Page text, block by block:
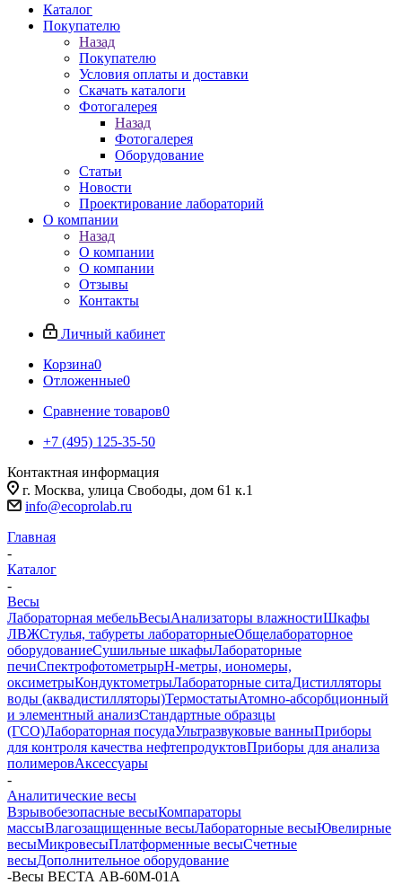
Каталог
Покупателю
Назад
Покупателю
Условия оплаты и доставки
Скачать каталоги
Фотогалерея
Назад
Фотогалерея
Оборудование
Статьи
Новости
Проектирование лабораторий
О компании
Назад
О компании
О компании
Отзывы
Контакты
Личный кабинет
Корзина0
Отложенные0
Сравнение товаров0
+7 (495) 125-35-50
Контактная информация
г. Москва, улица Свободы, дом 61 к.1
info@ecoprolab.ru
Главная
-
Каталог
-
Весы
Лабораторная мебельВесыАнализаторы влажностиШкафы
ЛВЖСтулья, табуреты лабораторныеОбщелабораторное
оборудованиеСушильные шкафыЛабораторные
печиСпектрофотометрыpH-метры, иономеры,
оксиметрыКондуктометрыЛабораторные ситаДистилляторы
воды (аквадистилляторы)ТермостатыАтомно-абсорбционный
и элементный анализСтандартные образцы
(ГСО)Лабораторная посудаУльтразвуковые ванныПриборы
для контроля качества нефтепродуктовПриборы для анализа
полимеровАксессуары
-
Аналитические весы
Взрывобезопасные весыКомпараторы
массыВлагозащищенные весыЛабораторные весыЮвелирные
весыМикровесыПлатформенные весыСчетные
весыДополнительное оборудование
-Весы ВЕСТА АВ-60М-01А